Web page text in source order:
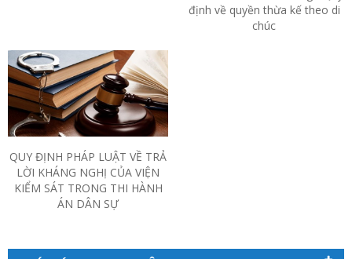
định về quyền thừa kế theo di
chúc
QUY ĐỊNH PHÁP LUẬT VỀ TRẢ
LỜI KHÁNG NGHỊ CỦA VIỆN
KIỂM SÁT TRONG THI HÀNH
ÁN DÂN SỰ